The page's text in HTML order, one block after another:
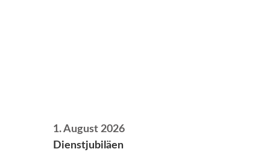
1. August 2026
Dienstjubiläen